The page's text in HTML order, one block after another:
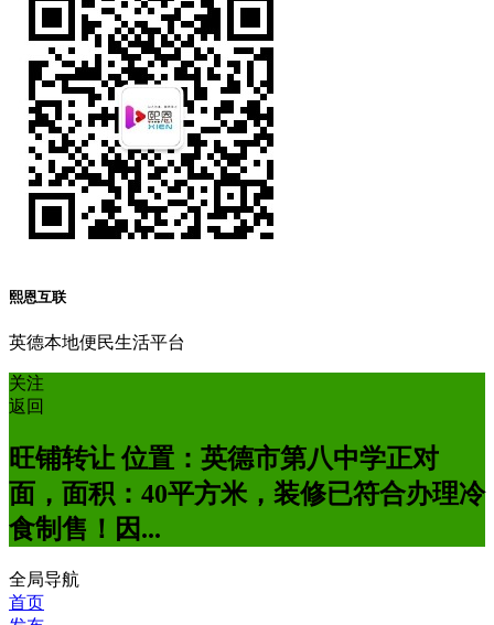
熙恩互联
英德本地便民生活平台
关注
返回
旺铺转让 位置：英德市第八中学正对
面，面积：40平方米，装修已符合办理冷
食制售！因...
全局导航
首页